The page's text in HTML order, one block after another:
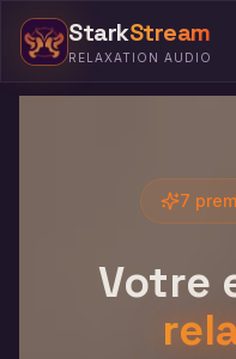
StarkStream
RELAXATION AUDIO
Découvrir en 2 min
Voice
7
Votre